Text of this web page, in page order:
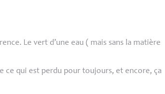
Le vert d’une eau ( mais sans la matière
ce qui est perdu pour toujours, et encore, ça